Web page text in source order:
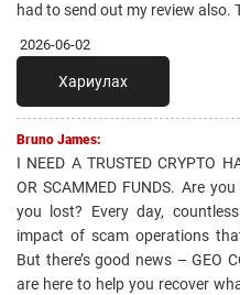
had to send out my review also.
2026-06-02
Хариулах
Bruno James:
I NEED A TRUSTED CRYPTO
OR SCAMMED FUNDS. Are
you lost? Every day,
impact of scam operations
But there’s good news – GEO
are here to help you recover